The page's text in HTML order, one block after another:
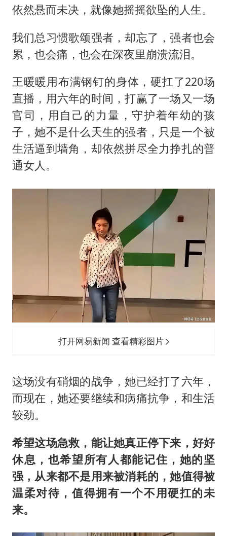
依然悬而未决，就像她摇摇欲坠的人生。
我们总习惯歌颂强者，却忘了，强者也会
累，也会痛，也会在深夜里崩溃流泪。
王暖暖用布满钢钉的身体，硬扛了220场
直播，用六年的时间，打赢了一场又一场
官司，用自己的力量，守护着年幼的孩
子，她不是什么天生的强者，只是一个被
生活逼到墙角，却依然拼尽全力挣扎的普
通女人。
打开网易新闻 查看精彩图片
这场没有硝烟的战争，她已经打了六年，
而现在，她还要继续和病痛抗争，和生活
较劲。
希望这场急救，能让她真正停下来，好好
休息，也希望所有人都能记住，她的坚
强，从来都不是用来被消耗的，她值得被
温柔对待，值得拥有一个不用硬扛的未
来。